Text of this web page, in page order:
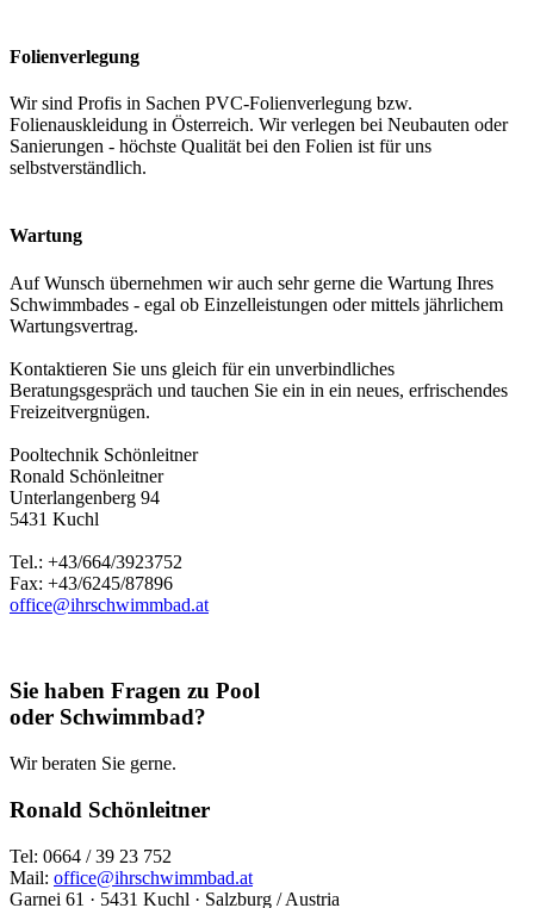
Folienverlegung
Wir sind Profis in Sachen PVC-Folienverlegung bzw.
Folienauskleidung in Österreich. Wir verlegen bei Neubauten oder
Sanierungen - höchste Qualität bei den Folien ist für uns
selbstverständlich.
Wartung
Auf Wunsch übernehmen wir auch sehr gerne die Wartung Ihres
Schwimmbades - egal ob Einzelleistungen oder mittels jährlichem
Wartungsvertrag.
Kontaktieren Sie uns gleich für ein unverbindliches
Beratungsgespräch und tauchen Sie ein in ein neues, erfrischendes
Freizeitvergnügen.
Pooltechnik Schönleitner
Ronald Schönleitner
Unterlangenberg 94
5431 Kuchl
Tel.: +43/664/3923752
Fax: +43/6245/87896
office@ihrschwimmbad.at
Sie haben Fragen zu Pool
oder Schwimmbad?
Wir beraten Sie gerne.
Ronald Schönleitner
Tel: 0664 / 39 23 752
Mail: office@ihrschwimmbad.at
Garnei 61 · 5431 Kuchl · Salzburg / Austria